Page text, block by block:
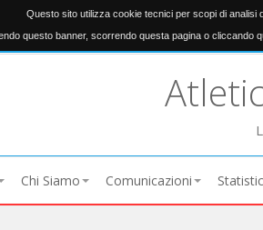
Questo sito utilizza cookie tecnici per scopi di analisi
questo banner, scorrendo questa pagina o cliccando
Chi Siamo Comunicazioni